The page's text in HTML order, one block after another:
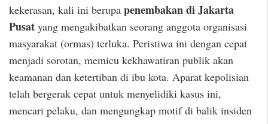
kekerasan, kali ini berupa penembakan di Jakarta
Pusat yang mengakibatkan seorang anggota organisasi
masyarakat (ormas) terluka. Peristiwa ini dengan cepat
menjadi sorotan, memicu kekhawatiran publik akan
keamanan dan ketertiban di ibu kota. Aparat kepolisian
telah bergerak cepat untuk menyelidiki kasus ini,
mencari pelaku, dan mengungkap motif di balik insiden